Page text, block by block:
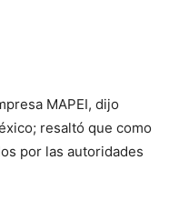
MAPEI, dijo
resaltó que como
por las autoridades